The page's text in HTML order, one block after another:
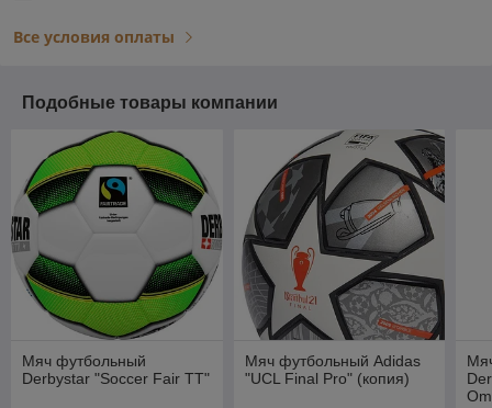
Все условия оплаты
Подобные товары компании
Мяч футбольный
Derbystar "Soccer Fair TT"
Мяч футбольный Adidas
"UCL Final Pro" (копия)